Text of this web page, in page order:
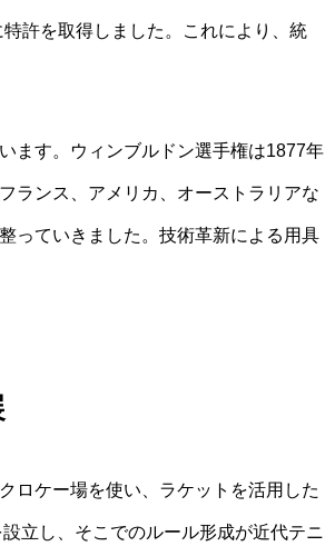
許を取得しました。これにより、統
ます。ウィンブルドン選手権は1877年
ランス、アメリカ、オーストラリアな
っていきました。技術革新による用具
ロケー場を使い、ラケットを活用した
立し、そこでのルール形成が近代テニ